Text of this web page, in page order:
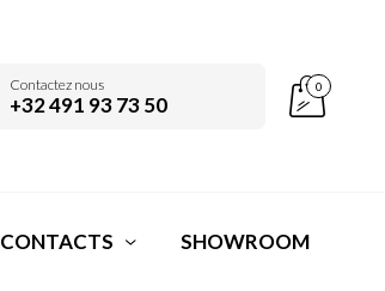
Contactez nous
+32 491 93 73 50
0
CONTACTS SHOWROOM